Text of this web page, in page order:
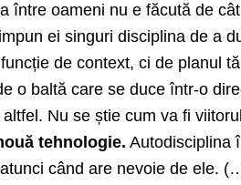
între oameni nu e făcută de
ei singuri disciplina de a
de context, ci de planul
o baltă care se duce într-o
altfel. Nu se știe cum va fi
tehnologie. Autodisciplina
când are nevoie de ele.